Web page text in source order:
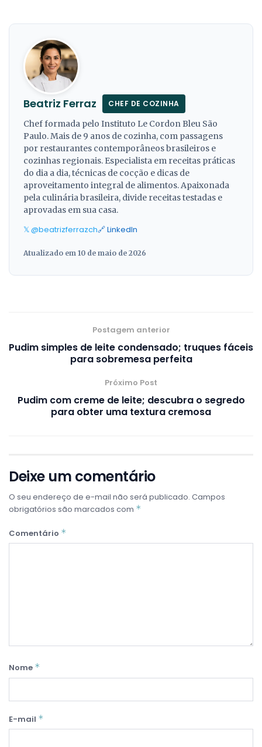
Beatriz Ferraz CHEF DE COZINHA
Chef formada pelo Instituto Le Cordon Bleu São
Paulo. Mais de 9 anos de cozinha, com passagens
por restaurantes contemporâneos brasileiros e
cozinhas regionais. Especialista em receitas práticas
do dia a dia, técnicas de cocção e dicas de
aproveitamento integral de alimentos. Apaixonada
pela culinária brasileira, divide receitas testadas e
aprovadas em sua casa.
𝕏 @beatrizferrazch🔗 LinkedIn
Atualizado em 10 de maio de 2026
Postagem anterior
Pudim simples de leite condensado; truques fáceis
para sobremesa perfeita
Próximo Post
Pudim com creme de leite; descubra o segredo
para obter uma textura cremosa
Deixe um comentário
O seu endereço de e-mail não será publicado. Campos
obrigatórios são marcados com *
Comentário *
Nome *
E-mail *